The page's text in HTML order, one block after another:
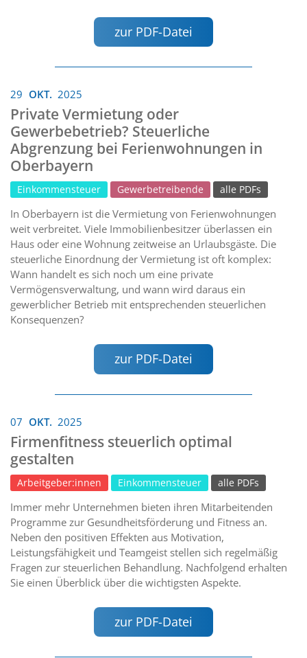
zur PDF-Datei
29 OKT. 2025
Private Vermietung oder
Gewerbebetrieb? Steuerliche
Abgrenzung bei Ferienwohnungen in
Oberbayern
Einkommensteuer Gewerbetreibende alle PDFs
In Oberbayern ist die Vermietung von Ferienwohnungen
weit verbreitet. Viele Immobilienbesitzer überlassen ein
Haus oder eine Wohnung zeitweise an Urlaubsgäste. Die
steuerliche Einordnung der Vermietung ist oft komplex:
Wann handelt es sich noch um eine private
Vermögensverwaltung, und wann wird daraus ein
gewerblicher Betrieb mit entsprechenden steuerlichen
Konsequenzen?
zur PDF-Datei
07 OKT. 2025
Firmenfitness steuerlich optimal
gestalten
Arbeitgeber:innen Einkommensteuer alle PDFs
Immer mehr Unternehmen bieten ihren Mitarbeitenden
Programme zur Gesundheitsförderung und Fitness an.
Neben den positiven Effekten aus Motivation,
Leistungsfähigkeit und Teamgeist stellen sich regelmäßig
Fragen zur steuerlichen Behandlung. Nachfolgend erhalten
Sie einen Überblick über die wichtigsten Aspekte.
zur PDF-Datei